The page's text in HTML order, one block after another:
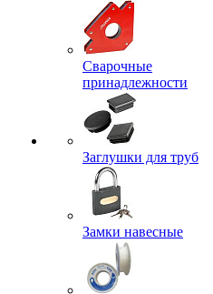
Сварочные
принадлежности
Заглушки для труб
Замки навесные